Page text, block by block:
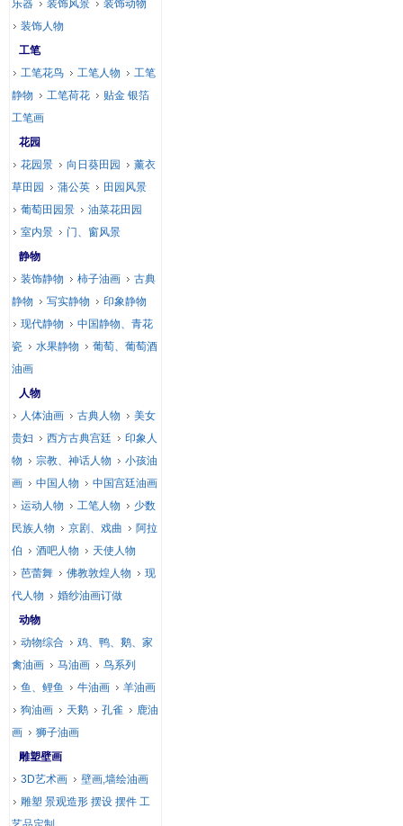
乐器 装饰风景
装饰动物
装饰人物
工笔
工笔花鸟
工笔人物
工笔
静物
工笔荷花
贴金 银箔
工笔画
花园
花园景
向日葵田园
薰衣
草田园
蒲公英
田园风景
葡萄田园景
油菜花田园
室内景
门、窗风景
静物
装饰静物
柿子油画
古典
静物
写实静物
印象静物
现代静物
中国静物、青花
瓷
水果静物
葡萄、葡萄酒
油画
人物
人体油画
古典人物
美女
贵妇
西方古典宫廷
印象人
物
宗教、神话人物
小孩油
画
中国人物
中国宫廷油画
运动人物
工笔人物
少数
民族人物
京剧、戏曲
阿拉
伯
酒吧人物
天使人物
芭蕾舞
佛教敦煌人物
现
代人物
婚纱油画订做
动物
动物综合
鸡、鸭、鹅、家
禽油画
马油画
鸟系列
鱼、鲤鱼
牛油画
羊油画
狗油画
天鹅 孔雀
鹿油
画
狮子油画
雕塑壁画
3D艺术画
壁画,墙绘油画
雕塑 景观造形 摆设 摆件 工